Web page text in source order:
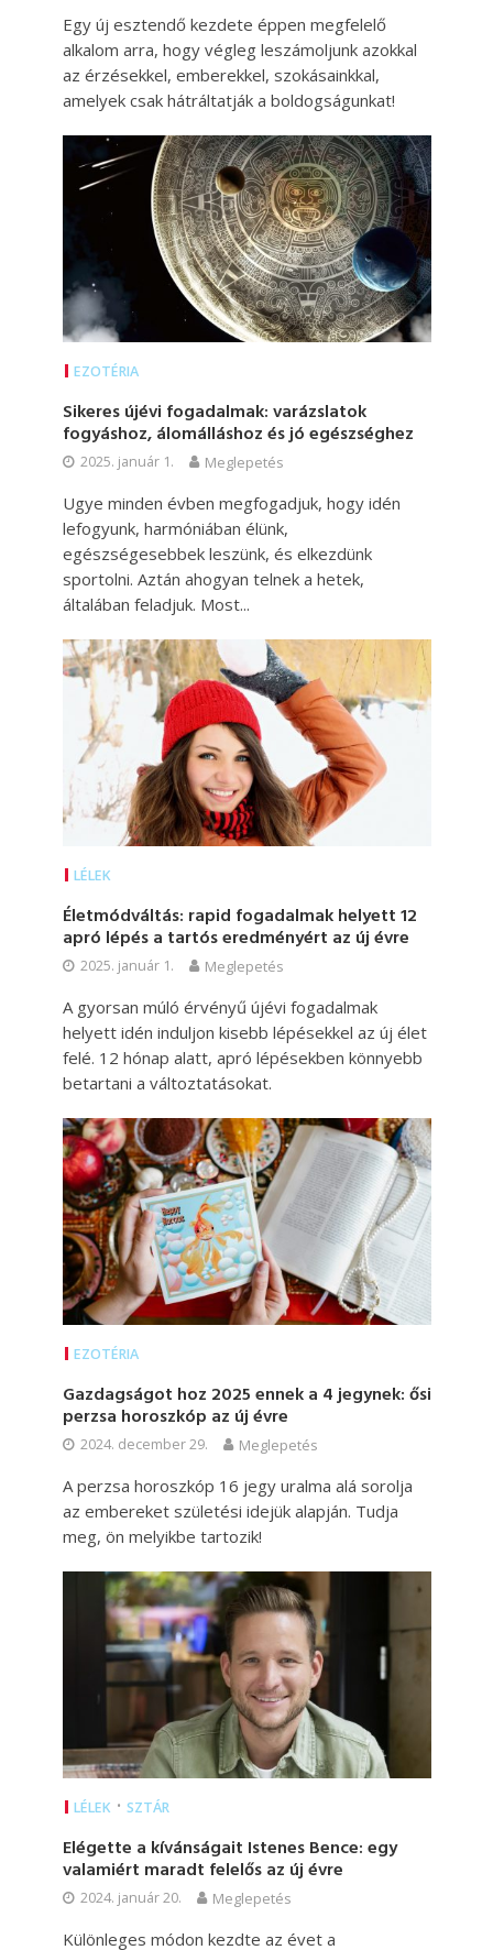
Egy új esztendő kezdete éppen megfelelő
alkalom arra, hogy végleg leszámoljunk azokkal
az érzésekkel, emberekkel, szokásainkkal,
amelyek csak hátráltatják a boldogságunkat!
EZOTÉRIA
Sikeres újévi fogadalmak: varázslatok
fogyáshoz, álomálláshoz és jó egészséghez
2025. január 1. Meglepetés
Ugye minden évben megfogadjuk, hogy idén
lefogyunk, harmóniában élünk,
egészségesebbek leszünk, és elkezdünk
sportolni. Aztán ahogyan telnek a hetek,
általában feladjuk. Most...
LÉLEK
Életmódváltás: rapid fogadalmak helyett 12
apró lépés a tartós eredményért az új évre
2025. január 1. Meglepetés
A gyorsan múló érvényű újévi fogadalmak
helyett idén induljon kisebb lépésekkel az új élet
felé. 12 hónap alatt, apró lépésekben könnyebb
betartani a változtatásokat.
EZOTÉRIA
Gazdagságot hoz 2025 ennek a 4 jegynek: ősi
perzsa horoszkóp az új évre
2024. december 29. Meglepetés
A perzsa horoszkóp 16 jegy uralma alá sorolja
az embereket születési idejük alapján. Tudja
meg, ön melyikbe tartozik!
LÉLEK • SZTÁR
Elégette a kívánságait Istenes Bence: egy
valamiért maradt felelős az új évre
2024. január 20. Meglepetés
Különleges módon kezdte az évet a